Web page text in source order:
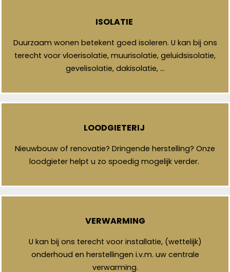
ISOLATIE
Duurzaam wonen betekent goed isoleren. U kan bij ons
terecht voor vloerisolatie, muurisolatie, geluidsisolatie,
gevelisolatie, dakisolatie, …
LOODGIETERIJ
Nieuwbouw of renovatie? Dringende herstelling? Onze
loodgieter helpt u zo spoedig mogelijk verder.
VERWARMING
U kan bij ons terecht voor installatie, (wettelijk)
onderhoud en herstellingen i.v.m. uw centrale
verwarming.